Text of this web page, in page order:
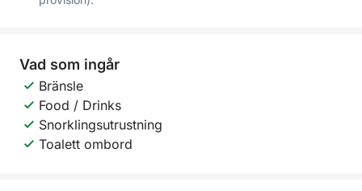
Vad som ingår
Bränsle
Food / Drinks
Snorklingsutrustning
Toalett ombord